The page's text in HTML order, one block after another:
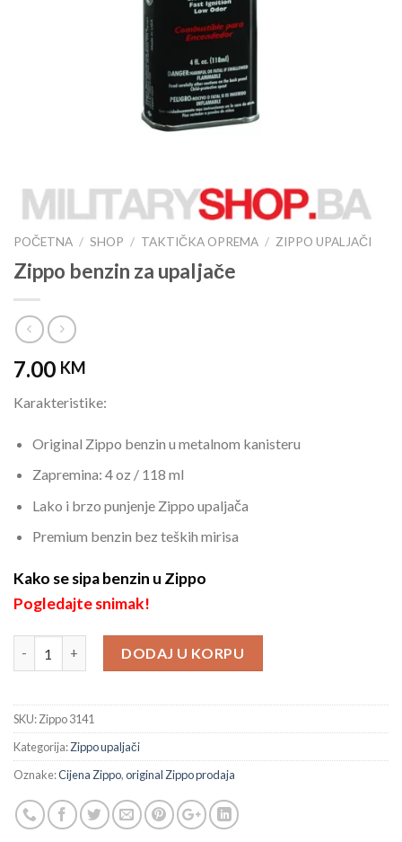
POČETNA / SHOP / TAKTIČKA OPREMA / ZIPPO UPALJAČI
Zippo benzin za upaljače
7.00 KM
Karakteristike:
Original Zippo benzin u metalnom kanisteru
Zapremina: 4 oz / 118 ml
Lako i brzo punjenje Zippo upaljača
Premium benzin bez teških mirisa
Kako se sipa benzin u Zippo
Pogledajte snimak!
DODAJ U KORPU
SKU:Zippo 3141
Kategorija:Zippo upaljači
Oznake:Cijena Zippo,original Zippo prodaja